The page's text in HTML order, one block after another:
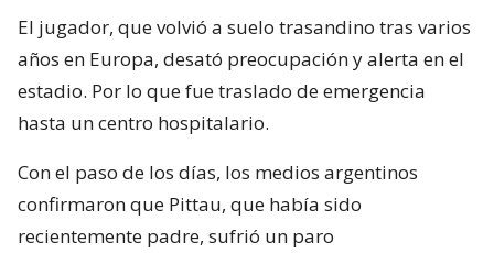
El jugador, que volvió a suelo trasandino tras varios
años en Europa, desató preocupación y alerta en el
estadio. Por lo que fue traslado de emergencia
hasta un centro hospitalario.
Con el paso de los días, los medios argentinos
confirmaron que Pittau, que había sido
recientemente padre, sufrió un paro